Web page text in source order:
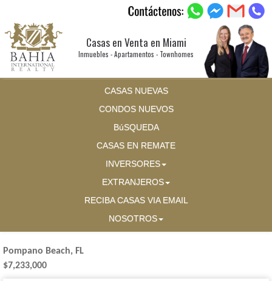
Casas en Venta en Miami
Inmuebles - Apartamentos - Townhomes
CASAS NUEVAS
CONDOS NUEVOS
BúSQUEDA
CASAS EN REMATE
INVERSORES
EXTRANJEROS
RECIBA CASAS VIA EMAIL
NOSOTROS
Pompano Beach, FL
$7,233,000